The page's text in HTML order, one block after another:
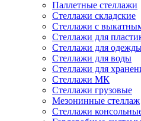
Паллетные стеллажи
Стеллажи складские
Стеллажи с
Стеллажи для
Стеллажи для
Стеллажи для воды
Стеллажи для
Стеллажи МК
Стеллажи грузовые
Мезонинные стеллаж
Стеллажи